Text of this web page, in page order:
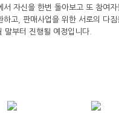
자신을 한번 돌아보고 또 참여
고, 판매사업을 위한 서로의 다
부터 진행될 예정입니다.